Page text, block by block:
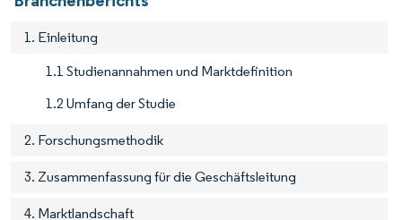
1. Einleitung
1.1 Studienannahmen und Marktdefinition
1.2 Umfang der Studie
2. Forschungsmethodik
3. Zusammenfassung für die Geschäftsleitung
4. Marktlandschaft